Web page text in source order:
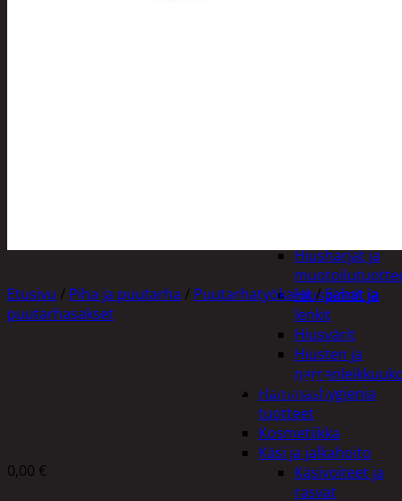
Hiusharjat ja
Hiuspinnit ja
lenkit
Hiusvärit
Hiusten ja
Hammashygienia
tuotteet
Kosmetiikka
Käsi ja jalkahoito
Käsivoiteet ja
rasvat
Etusivu / Piha ja puutarha / Puutarhatyökalut/Sahat ja
puutarhasakset
FISKARS OHILEIKKAAVAT OKSASAKSET
0,00 €